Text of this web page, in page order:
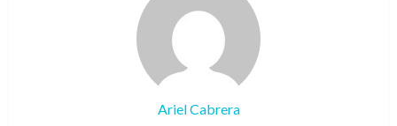
Ariel Cabrera